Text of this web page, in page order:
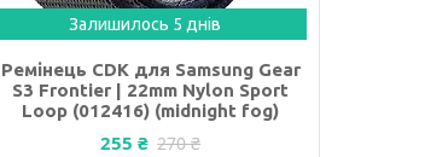
Залишилось 5 днів
Ремінець CDK для Samsung Gear
S3 Frontier | 22mm Nylon Sport
Loop (012416) (midnight fog)
255 ₴ 270 ₴